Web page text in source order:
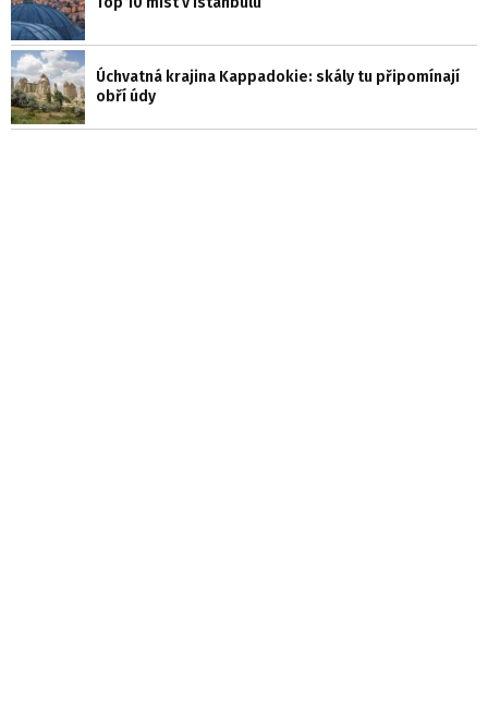
Úchvatná krajina Kappadokie: skály tu připomínají
obří údy